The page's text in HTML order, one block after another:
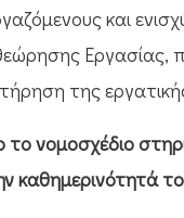
και
Εργασίας,
της
νομοσχέδιο
καθημερινότητά